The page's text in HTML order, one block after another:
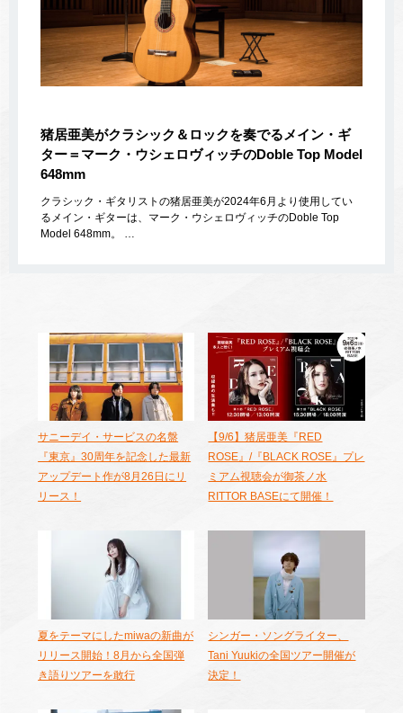
猪居亜美がクラシック＆ロックを奏でるメイン・ギ
ター＝マーク・ウシェロヴィッチのDoble Top Model
648mm
クラシック・ギタリストの猪居亜美が2024年6月より使用してい
るメイン・ギターは、マーク・ウシェロヴィッチのDoble Top
Model 648mm。 …
サニーデイ・サービスの名盤
『東京』30周年を記念した最新
アップデート作が8月26日にリ
リース！
【9/6】猪居亜美『RED
ROSE』/『BLACK ROSE』プレ
ミアム視聴会が御茶ノ水
RITTOR BASEにて開催！
夏をテーマにしたmiwaの新曲が
リリース開始！8月から全国弾
き語りツアーを敢行
シンガー・ソングライター、
Tani Yuukiの全国ツアー開催が
決定！